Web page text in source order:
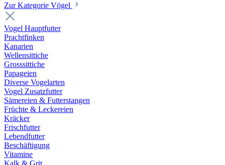
Zur Kategorie Vögel
Vogel Hauptfutter
Prachtfinken
Kanarien
Wellensittiche
Grosssittiche
Papageien
Diverse Vogelarten
Vogel Zusatzfutter
Sämereien & Futterstangen
Früchte & Leckereien
Kräcker
Frischfutter
Lebendfutter
Beschäftigung
Vitamine
Kalk & Grit